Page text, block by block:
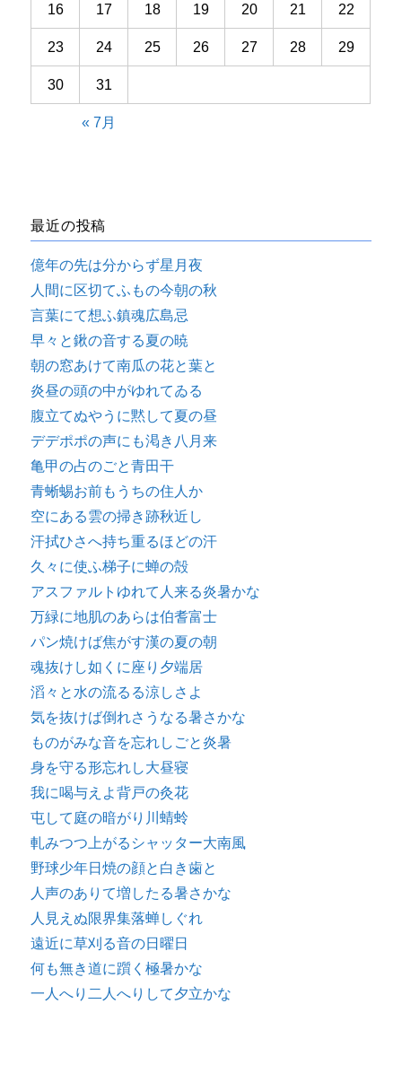
16 17 18 19 20 21 22
23 24 25 26 27 28 29
30 31
« 7月
最近の投稿
億年の先は分からず星月夜
人間に区切てふもの今朝の秋
言葉にて想ふ鎮魂広島忌
早々と鍬の音する夏の暁
朝の窓あけて南瓜の花と葉と
炎昼の頭の中がゆれてゐる
腹立てぬやうに黙して夏の昼
デデポポの声にも渇き八月来
亀甲の占のごと青田干
青蜥蜴お前もうちの住人か
空にある雲の掃き跡秋近し
汗拭ひさへ持ち重るほどの汗
久々に使ふ梯子に蝉の殻
アスファルトゆれて人来る炎暑かな
万緑に地肌のあらは伯耆富士
パン焼けば焦がす漢の夏の朝
魂抜けし如くに座り夕端居
滔々と水の流るる涼しさよ
気を抜けば倒れさうなる暑さかな
ものがみな音を忘れしごと炎暑
身を守る形忘れし大昼寝
我に喝与えよ背戸の灸花
屯して庭の暗がり川蜻蛉
軋みつつ上がるシャッター大南風
野球少年日焼の顔と白き歯と
人声のありて増したる暑さかな
人見えぬ限界集落蝉しぐれ
遠近に草刈る音の日曜日
何も無き道に躓く極暑かな
一人へり二人へりして夕立かな